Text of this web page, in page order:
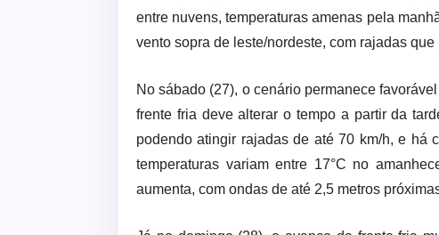
entre nuvens, temperaturas amenas pela
vento sopra de leste/nordeste, com rajadas
No sábado (27), o cenário permanece
frente fria deve alterar o tempo a partir da
podendo atingir rajadas de até 70 km/h, e há
temperaturas variam entre 17°C no
aumenta, com ondas de até 2,5 metros